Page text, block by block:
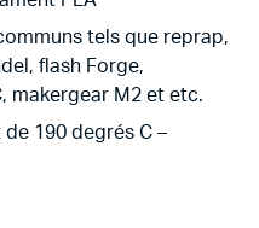
tels que reprap,
flash Forge,
makergear M2 et etc.
190 degrés C –